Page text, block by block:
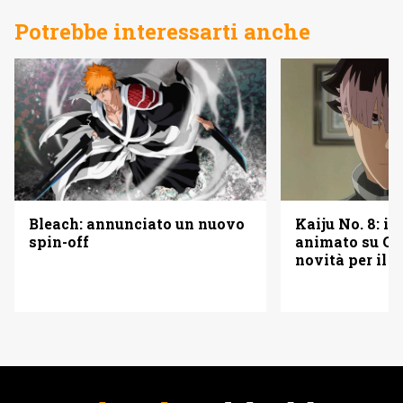
Potrebbe interessarti anche
Bleach: annunciato un nuovo
spin-off
Kaiju No. 8:
animato su
novità per il